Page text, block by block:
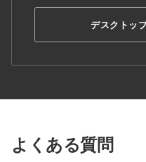
デスクトッ
よくある質問